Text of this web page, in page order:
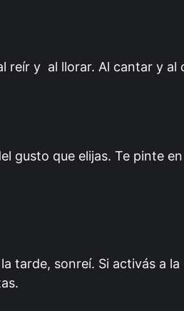
reír y al llorar. Al cantar y al
gusto que elijas. Te pinte
tarde, sonreí. Si activás a